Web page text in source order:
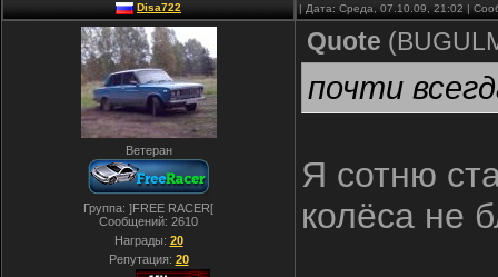
Disa722 | Дата: Среда, 07.10.09, 21:02 |
Ветеран
Группа: ]FREE RACER[
Сообщений: 2610
Награды: 20
Репутация: 20
Quote (
почти
Я сотню
колёса не